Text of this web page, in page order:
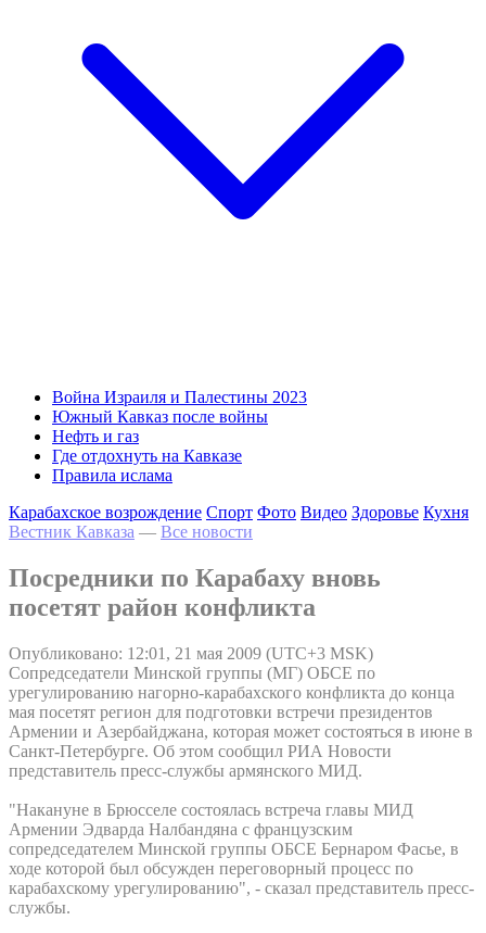
Война Израиля и Палестины 2023
Южный Кавказ после войны
Нефть и газ
Где отдохнуть на Кавказе
Правила ислама
Карабахское возрождение Спорт Фото Видео Здоровье Кухня
Вестник Кавказа — Все новости
Посредники по Карабаху вновь
посетят район конфликта
Опубликовано: 12:01, 21 мая 2009 (UTC+3 MSK)
Сопредседатели Минской группы (МГ) ОБСЕ по
урегулированию нагорно-карабахского конфликта до конца
мая посетят регион для подготовки встречи президентов
Армении и Азербайджана, которая может состояться в июне в
Санкт-Петербурге. Об этом сообщил РИА Новости
представитель пресс-службы армянского МИД.
"Накануне в Брюсселе состоялась встреча главы МИД
Армении Эдварда Налбандяна с французским
сопредседателем Минской группы ОБСЕ Бернаром Фасье, в
ходе которой был обсужден переговорный процесс по
карабахскому урегулированию", - сказал представитель пресс-
службы.